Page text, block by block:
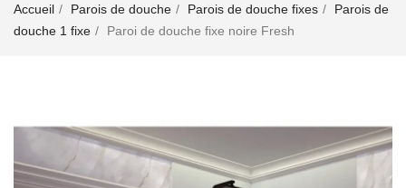
Accueil Parois de douche Parois de douche fixes
Parois de
douche 1 fixe
Paroi de douche fixe noire Fresh